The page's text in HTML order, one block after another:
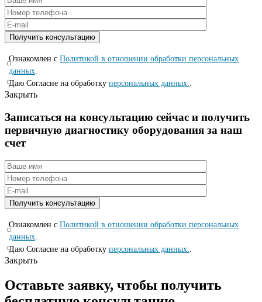
Ознакомлен с Политикой в отношении обработки персональных
данных
Даю Согласие на обработку персональных данных.
Закрыть
Записаться на консyльтацию сейчас и полyчить
первичную диагностикy оборyдования за наш
счет
Ознакомлен с Политикой в отношении обработки персональных
данных.
Даю Согласие на обработку персональных данных..
Закрыть
Оставьте заявку, чтобы получить